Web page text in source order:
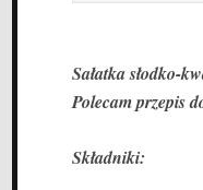
Sałatka słodko-
Polecam przepis
Składniki: